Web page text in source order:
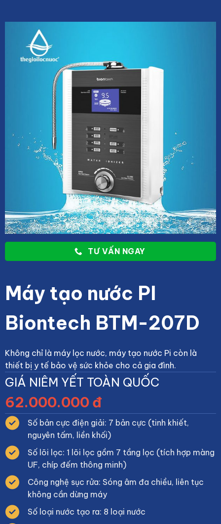
TƯ VẤN NGAY
Máy tạo nước PI
Biontech BTM-207D
Không chỉ là máy lọc nước, máy tạo nước Pi còn là
thiết bị y tế bảo vệ sức khỏe cho cả gia đình.
GIÁ NIÊM YẾT TOÀN QUỐC
62.000.000 đ
Số bản cực điện giải: 7 bản cực (tinh khiết,
nguyên tấm, liền khối)
Số lõi lọc: 1 lõi lọc gồm 7 tầng lọc (tích hợp màng
UF, chíp đếm thông minh)
Công nghệ sục rửa: Sóng âm đa chiều, liên tục
không cần dừng máy
Số loại nước tạo ra: 8 loại nước